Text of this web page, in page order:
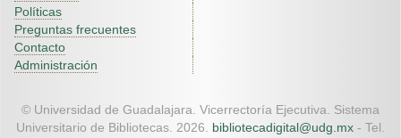
Políticas
Preguntas frecuentes
Contacto
Administración
© Universidad de Guadalajara. Vicerrectoría Ejecutiva. Sistema
Universitario de Bibliotecas. 2026. bibliotecadigital@udg.mx - Tel.